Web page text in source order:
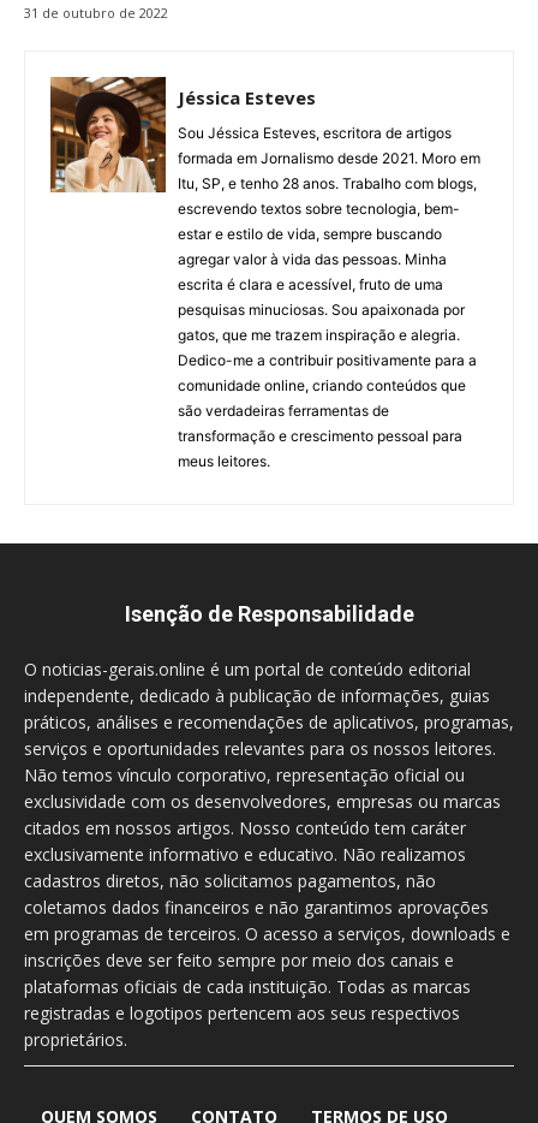
31 de outubro de 2022
Jéssica Esteves
Sou Jéssica Esteves, escritora de artigos
formada em Jornalismo desde 2021. Moro em
Itu, SP, e tenho 28 anos. Trabalho com blogs,
escrevendo textos sobre tecnologia, bem-
estar e estilo de vida, sempre buscando
agregar valor à vida das pessoas. Minha
escrita é clara e acessível, fruto de uma
pesquisas minuciosas. Sou apaixonada por
gatos, que me trazem inspiração e alegria.
Dedico-me a contribuir positivamente para a
comunidade online, criando conteúdos que
são verdadeiras ferramentas de
transformação e crescimento pessoal para
meus leitores.
Isenção de Responsabilidade
O noticias-gerais.online é um portal de conteúdo editorial
independente, dedicado à publicação de informações, guias
práticos, análises e recomendações de aplicativos, programas,
serviços e oportunidades relevantes para os nossos leitores.
Não temos vínculo corporativo, representação oficial ou
exclusividade com os desenvolvedores, empresas ou marcas
citados em nossos artigos. Nosso conteúdo tem caráter
exclusivamente informativo e educativo. Não realizamos
cadastros diretos, não solicitamos pagamentos, não
coletamos dados financeiros e não garantimos aprovações
em programas de terceiros. O acesso a serviços, downloads e
inscrições deve ser feito sempre por meio dos canais e
plataformas oficiais de cada instituição. Todas as marcas
registradas e logotipos pertencem aos seus respectivos
proprietários.
QUEM SOMOS CONTATO TERMOS DE USO